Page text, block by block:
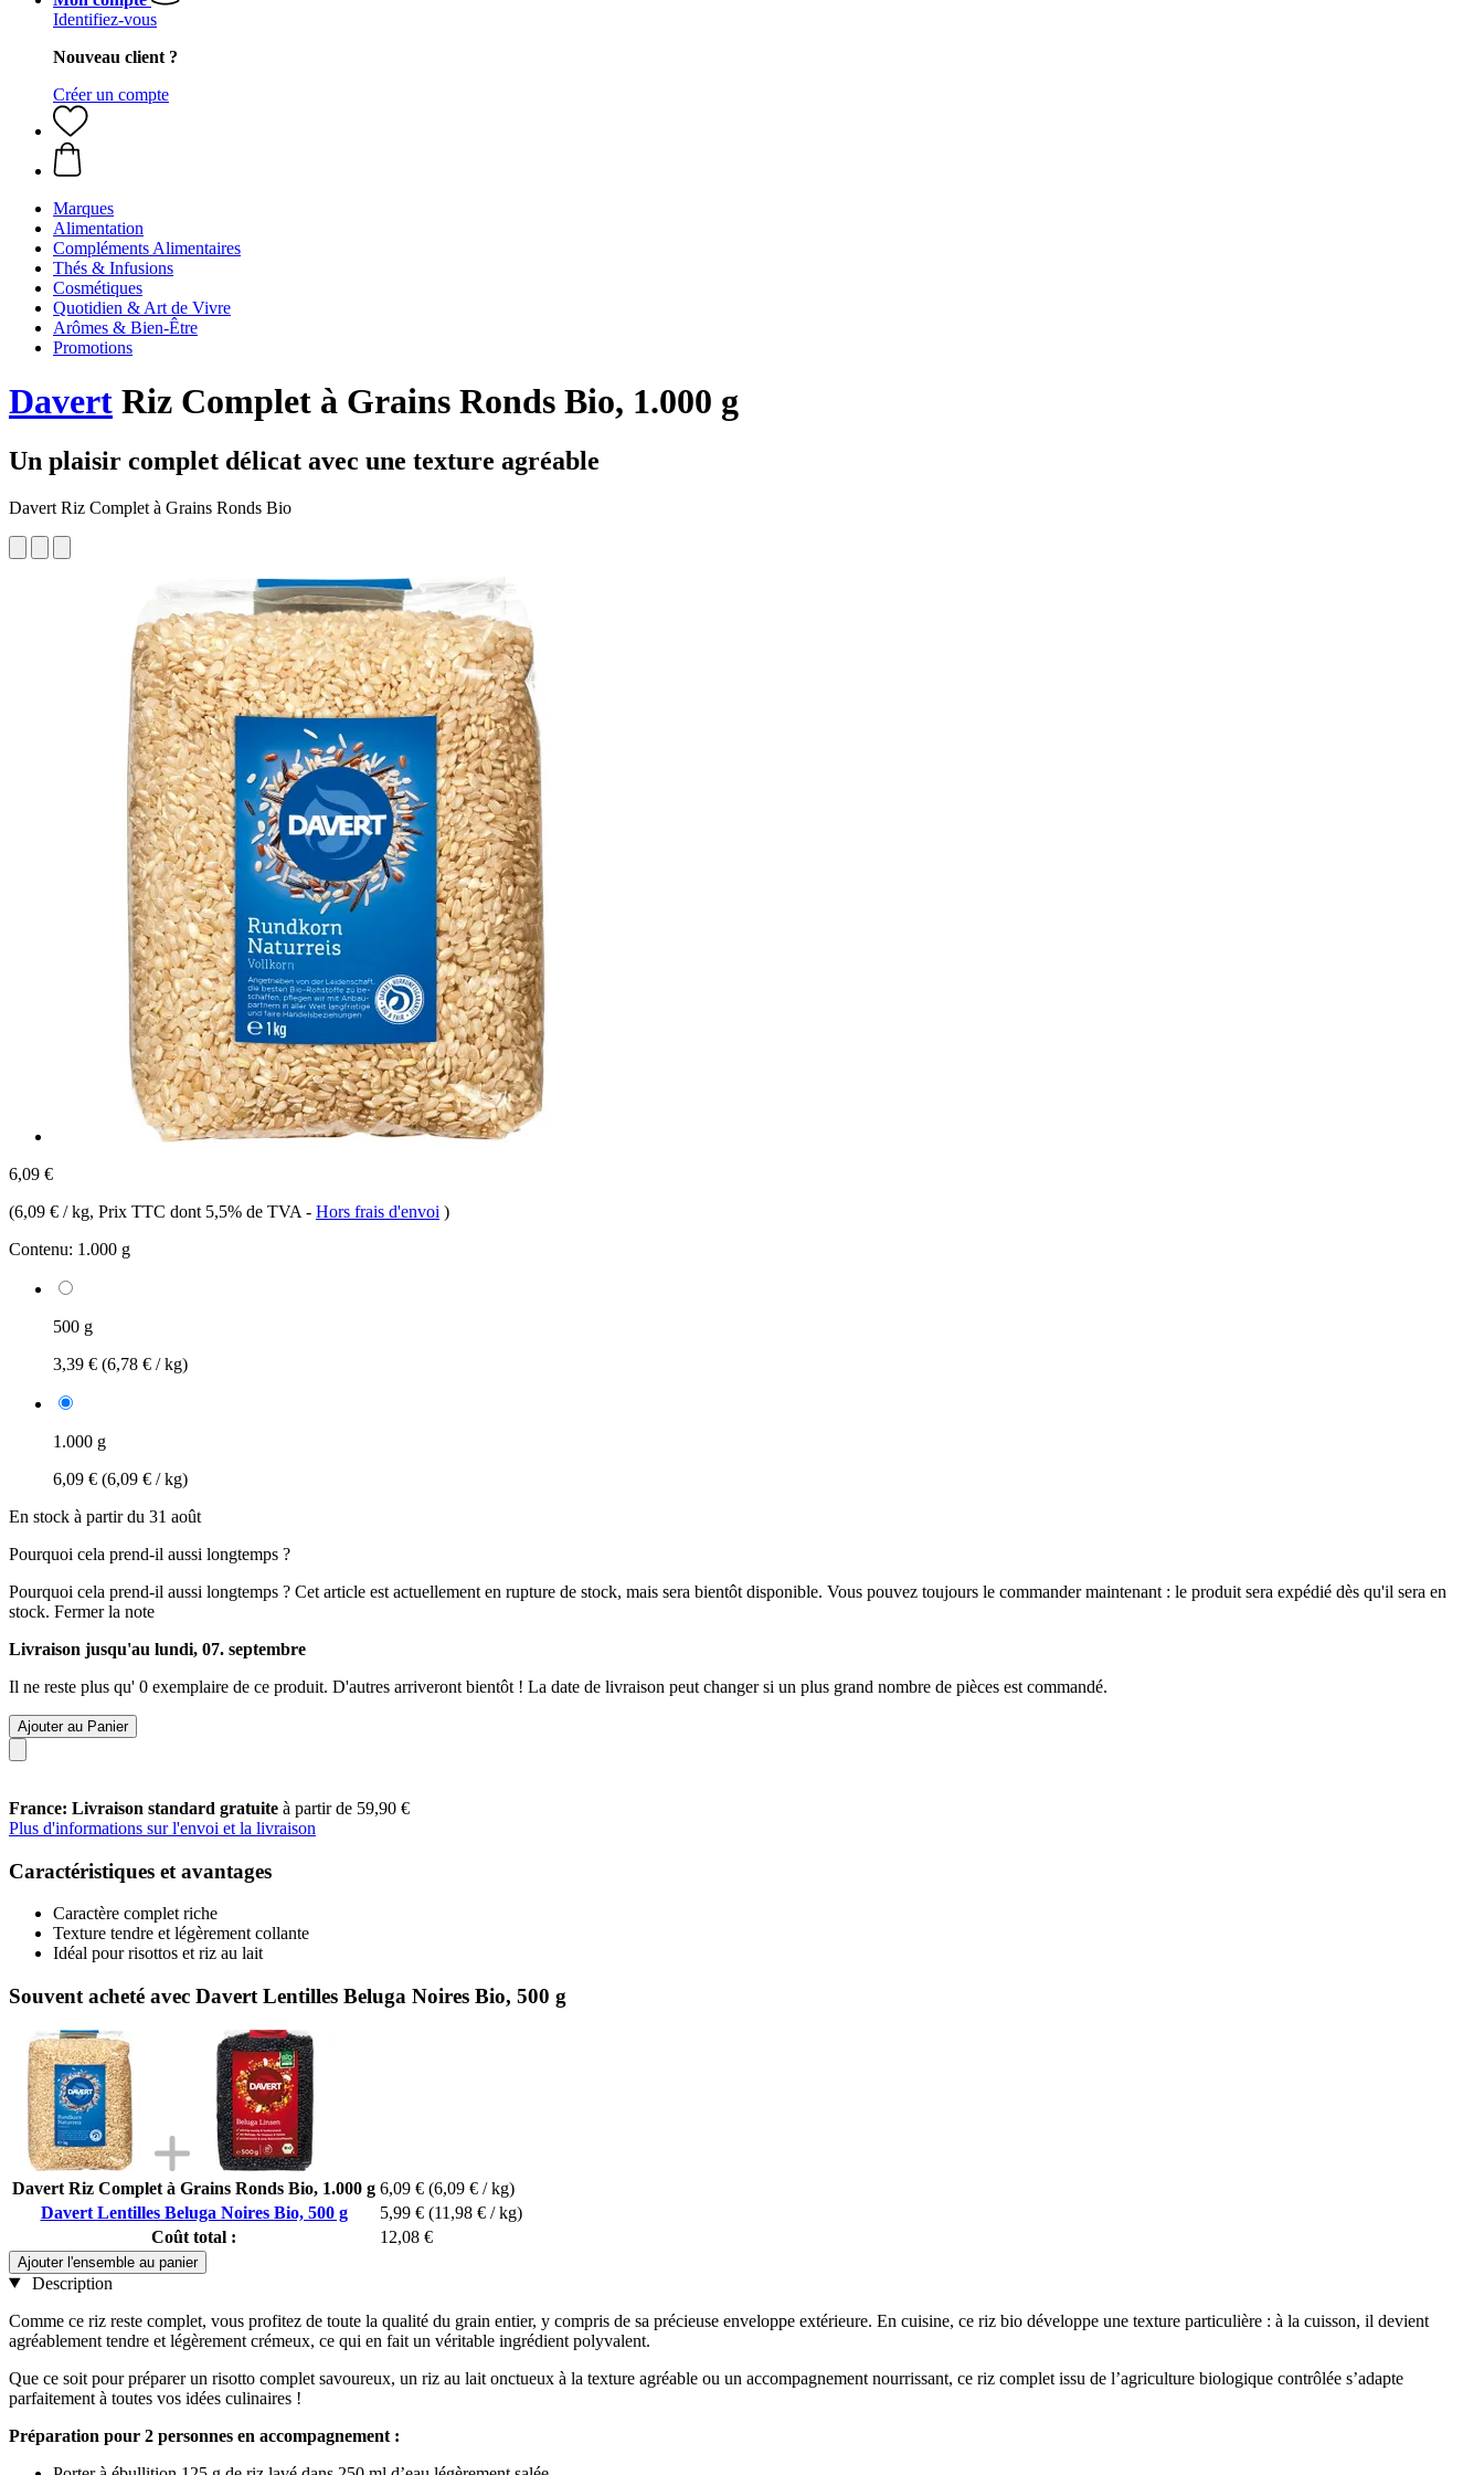
Identifiez-vous
Nouveau client ?
Créer un compte
Marques
Alimentation
Compléments Alimentaires
Thés & Infusions
Cosmétiques
Quotidien & Art de Vivre
Arômes & Bien-Être
Promotions
Davert Riz Complet à Grains Ronds Bio, 1.000 g
Un plaisir complet délicat avec une texture agréable
Davert Riz Complet à Grains Ronds Bio
6,09 €
(6,09 € / kg, Prix TTC dont 5,5% de TVA - Hors frais d'envoi )
Contenu: 1.000 g
500 g
3,39 € (6,78 € / kg)
1.000 g
6,09 € (6,09 € / kg)
En stock à partir du 31 août
Pourquoi cela prend-il aussi longtemps ?
Pourquoi cela prend-il aussi longtemps ? Cet article est actuellement en rupture de stock, mais sera bientôt disponible. Vous pouvez toujours le commander maintenant : le produit sera expédié dès qu'il sera en
stock. Fermer la note
Livraison jusqu'au lundi, 07. septembre
Il ne reste plus qu' 0 exemplaire de ce produit. D'autres arriveront bientôt ! La date de livraison peut changer si un plus grand nombre de pièces est commandé.
Ajouter au Panier
France: Livraison standard gratuite à partir de 59,90 €
Plus d'informations sur l'envoi et la livraison
Caractéristiques et avantages
Caractère complet riche
Texture tendre et légèrement collante
Idéal pour risottos et riz au lait
Souvent acheté avec Davert Lentilles Beluga Noires Bio, 500 g
Davert Riz Complet à Grains Ronds Bio, 1.000 g 6,09 € (6,09 € / kg)
Davert Lentilles Beluga Noires Bio, 500 g
5,99 € (11,98 € / kg)
Coût total :
12,08 €
Ajouter l'ensemble au panier
Description
Comme ce riz reste complet, vous profitez de toute la qualité du grain entier, y compris de sa précieuse enveloppe extérieure. En cuisine, ce riz bio développe une texture particulière : à la cuisson, il devient
agréablement tendre et légèrement crémeux, ce qui en fait un véritable ingrédient polyvalent.
Que ce soit pour préparer un risotto complet savoureux, un riz au lait onctueux à la texture agréable ou un accompagnement nourrissant, ce riz complet issu de l’agriculture biologique contrôlée s’adapte
parfaitement à toutes vos idées culinaires !
Préparation pour 2 personnes en accompagnement :